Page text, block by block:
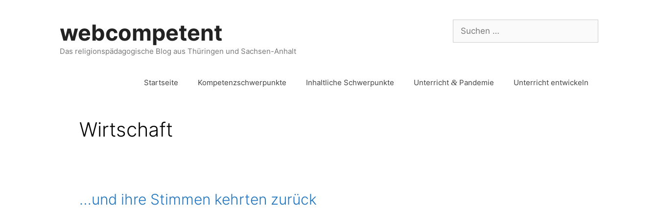
webcompetent
Das religionspädagogische Blog aus Thüringen und Sachsen-Anhalt
Startseite Kompetenzschwerpunkte Inhaltliche Schwerpunkte Unterricht & Pandemie Unterricht entwickeln
Wirtschaft
…und ihre Stimmen kehrten zurück